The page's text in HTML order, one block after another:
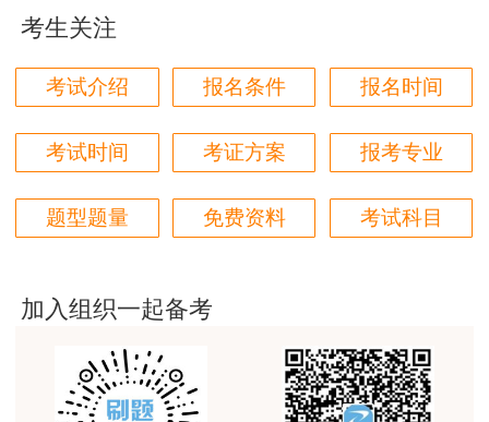
用户m1****96
三个字讲得好
用户85****06
真的是把学习变成自己能理解的语言最重要！
太喜欢王英老师了
平台历史购买的课程，老师讲的多非常好
用户m2****68
老师讲的很细致很认真，课件准备充分也非常有耐
心，听了老师的课很有收获，谢谢老师的付出和努
考生关注
考试介绍 报名条件 报名时间
考试时间 考证方案 报考专业
题型题量 免费资料 考试科目
加入组织一起备考